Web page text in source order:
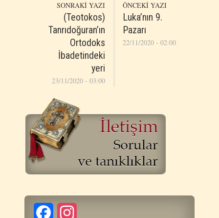
SONRAKİ YAZI
(Teotokos)
Tanrıdoğuran’ın
Ortodoks
İbadetindeki
yeri
23/11/2020 - 03:00
ÖNCEKİ YAZI
Luka’nın 9.
Pazarı
22/11/2020 - 02:00
Facebook